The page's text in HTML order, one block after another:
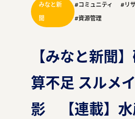
私たちの思い
ぷらすれっく
こと
みなと新
聞
#コミュニティ
#リ
#資源管理
【みなと新聞
算不足 スルメ
影 【連載】水